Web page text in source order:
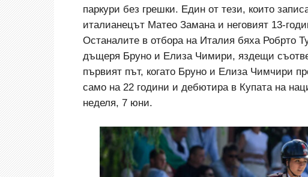
паркури без грешки. Един от тези, които
италианецът Матео Замана и неговият 13-
Останалите в отбора на Италия бяха Робрто
дъщеря Бруно и Елиза Чимири, яздещи
първият път, когато Бруно и Елиза Чимчири
само на 22 години и дебютира в Купата на
неделя, 7 юни.